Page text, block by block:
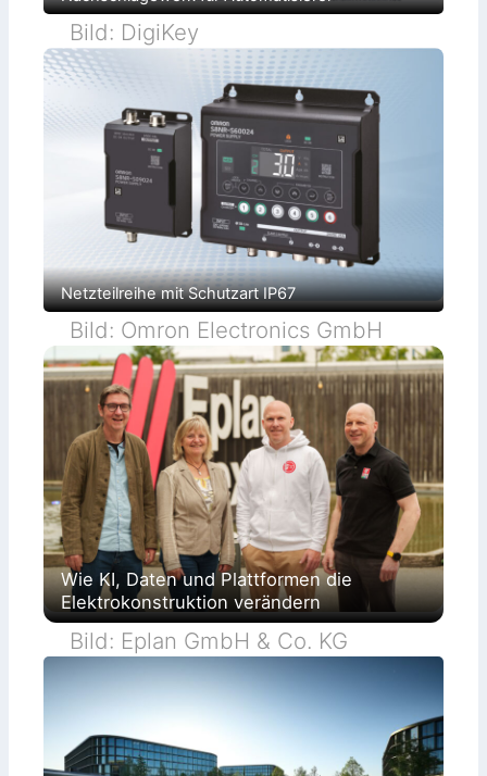
Bild: DigiKey
Netzteilreihe mit Schutzart IP67
Bild: Omron Electronics GmbH
Wie KI, Daten und Plattformen die
Elektrokonstruktion verändern
Bild: Eplan GmbH & Co. KG